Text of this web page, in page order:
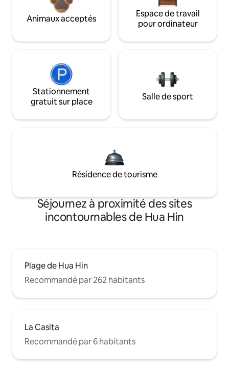
Animaux acceptés
Espace de travail
pour ordinateur
Stationnement
gratuit sur place
Salle de sport
Résidence de tourisme
Séjournez à proximité des sites
incontournables de Hua Hin
Plage de Hua Hin
Recommandé par 262 habitants
La Casita
Recommandé par 6 habitants